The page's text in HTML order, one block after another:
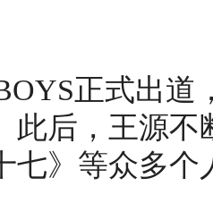
正式出
此后，王源
七》等众多